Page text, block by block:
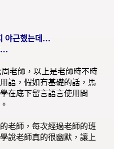
야근했는데…
…
老師，以上是老師時不時
語，假如有基礎的話，馬
在底下留言語言使用問
老師，每次經過老師的班
說老師真的很幽默，讓上